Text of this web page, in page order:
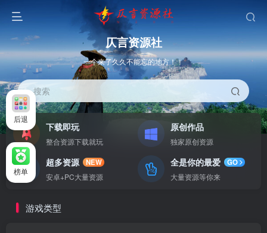
仄言资源社
一个来了久久不能忘的地方！！
搜索
下载即玩
整合资源下载就玩
原创作品
独家原创资源
超多资源
NEW
安卓+PC大量资源
全是你的最爱
GO
大量资源等你来
游戏类型
后退
榜单